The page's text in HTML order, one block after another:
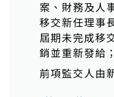
案、財務及人
移交新任理事
屆期未完成移
銷並重新發給
前項監交人由